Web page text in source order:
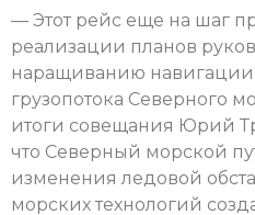
— Этот рейс еще на шаг
реализации планов
наращиванию
грузопотока Северного
итоги совещания Юрий
что Северный морской
изменения ледовой
морских технологий